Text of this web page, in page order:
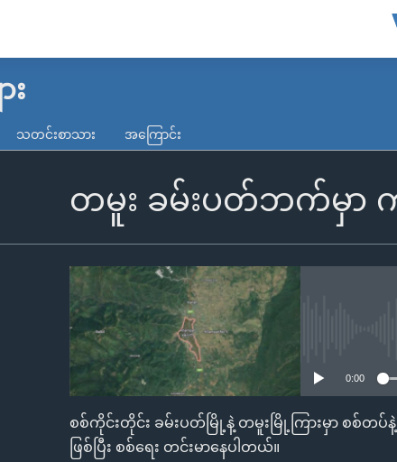
န်
း
သတင်းစာသား အကြောင်း
တမူး ခမ်းပတ်ဘက်မှာ
0:00
စစ်ကိုင်းတိုင်း ခမ်းပတ်မြို့နဲ့ တမူးမြို့ကြားမှာ စ
ဖြစ်ပြီး စစ်ရေး တင်းမာနေပါတယ်။